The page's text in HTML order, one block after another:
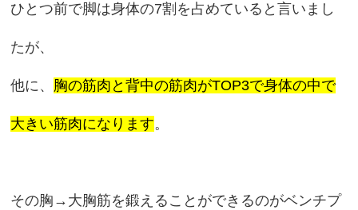
ひとつ前で脚は身体の7割を占めていると言いまし
たが、
他に、 胸の筋肉と背中の筋肉がTOP3で身体の中で
大きい筋肉になります。
その胸→大胸筋を鍛えることができるのがベンチプ